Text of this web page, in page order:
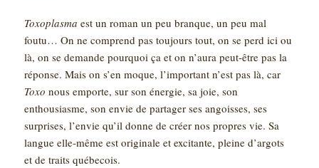
Toxoplasma est un roman un peu branque, un peu mal
foutu… On ne comprend pas toujours tout, on se perd ici ou
là, on se demande pourquoi ça et on n’aura peut-être pas la
réponse. Mais on s’en moque, l’important n’est pas là, car
Toxo nous emporte, sur son énergie, sa joie, son
enthousiasme, son envie de partager ses angoisses, ses
surprises, l’envie qu’il donne de créer nos propres vie. Sa
langue elle-même est originale et excitante, pleine d’argots
et de traits québecois.